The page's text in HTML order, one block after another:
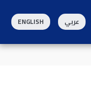
عربي ENGLISH